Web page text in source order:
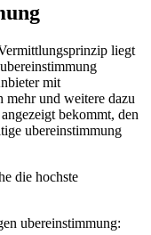
liegt
mit
und weitere dazu
bekommt, den
ubereinstimmung
die hochste
ubereinstimmung: